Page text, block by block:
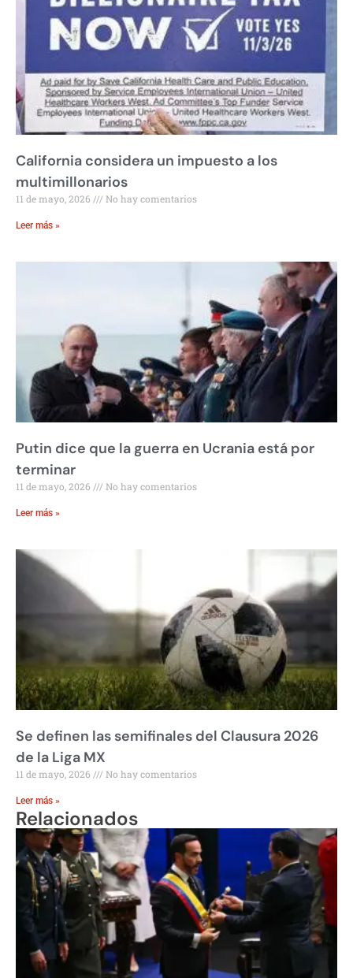
California considera un impuesto a los
multimillonarios
11 de mayo, 2026 No hay comentarios
Leer más »
Putin dice que la guerra en Ucrania está por
terminar
11 de mayo, 2026 No hay comentarios
Leer más »
Se definen las semifinales del Clausura 2026
de la Liga MX
11 de mayo, 2026 No hay comentarios
Leer más »
Relacionados